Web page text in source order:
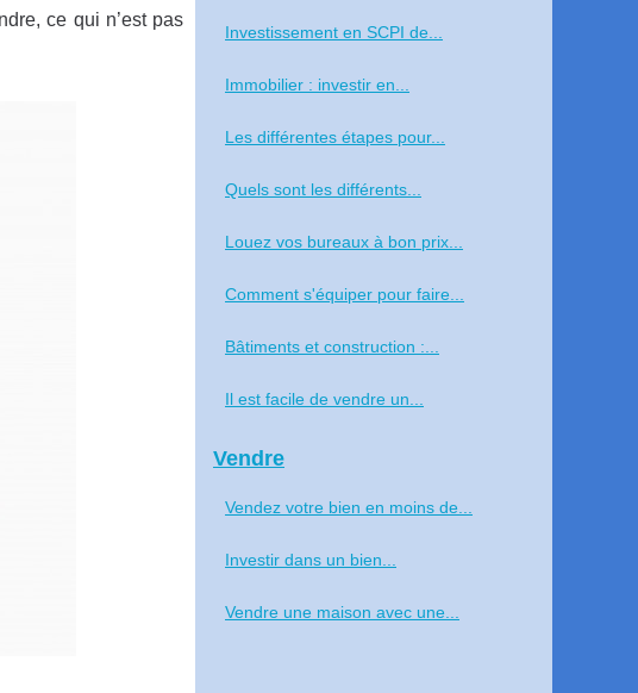
ce qui n’est pas
Investissement en SCPI de...
Immobilier : investir en...
Les différentes étapes pour...
Quels sont les différents...
Louez vos bureaux à bon prix...
Comment s'équiper pour faire...
Bâtiments et construction :...
Il est facile de vendre un...
Vendre
Vendez votre bien en moins de...
Investir dans un bien...
Vendre une maison avec une...